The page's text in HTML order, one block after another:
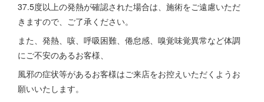
37.5度以上の発熱が確認された場合は、施術をご遠慮いただ
きますので、ご了承ください。
また、発熱、咳、呼吸困難、倦怠感、嗅覚味覚異常など体調
にご不安のあるお客様、
風邪の症状等があるお客様はご来店をお控えいただくようお
願いいたします。